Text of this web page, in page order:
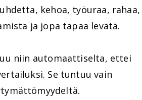
kehoa, työuraa, rahaa,
ja jopa tapaa levätä.
niin automaattiselta, ettei
Se tuntuu vain